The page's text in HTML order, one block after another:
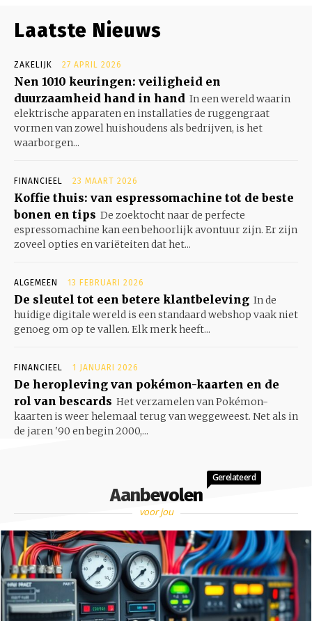
Laatste Nieuws
ZAKELIJK 27 APRIL 2026
Nen 1010 keuringen: veiligheid en
duurzaamheid hand in hand In een wereld waarin
elektrische apparaten en installaties de ruggengraat
vormen van zowel huishoudens als bedrijven, is het
waarborgen...
FINANCIEEL 23 MAART 2026
Koffie thuis: van espressomachine tot de beste
bonen en tips De zoektocht naar de perfecte
espressomachine kan een behoorlijk avontuur zijn. Er zijn
zoveel opties en variëteiten dat het...
ALGEMEEN 13 FEBRUARI 2026
De sleutel tot een betere klantbeleving In de
huidige digitale wereld is een standaard webshop vaak niet
genoeg om op te vallen. Elk merk heeft...
FINANCIEEL 1 JANUARI 2026
De heropleving van pokémon-kaarten en de
rol van bescards Het verzamelen van Pokémon-
kaarten is weer helemaal terug van weggeweest. Net als in
de jaren '90 en begin 2000,...
Aanbevolen
Gerelateerd
voor jou